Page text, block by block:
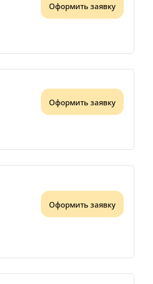
Оформить заявку
Оформить заявку
Оформить заявку